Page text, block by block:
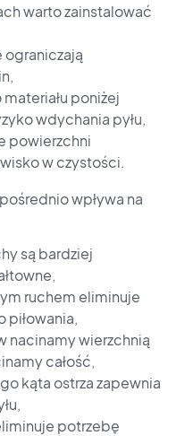
warto zainstalować
ograniczają
poniżej
wdychania pyłu,
powierzchni
w czystości.
wpływa na
są bardziej
ruchem eliminuje
nacinamy wierzchnią
całość,
kąta ostrza zapewnia
potrzebę